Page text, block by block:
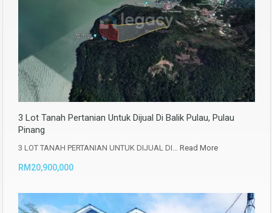
3 Lot Tanah Pertanian Untuk Dijual Di Balik Pulau, Pulau
Pinang
3 LOT TANAH PERTANIAN UNTUK DIJUAL DI… Read More
RM20,900,000